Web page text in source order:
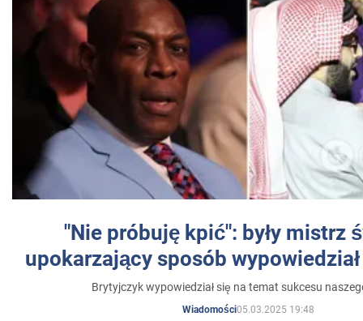
"Nie próbuję kpić": były mistrz
upokarzający sposób
Brytyjczyk wypowiedział się na temat sukcesu
Wiadomości05.03.2025 19:48